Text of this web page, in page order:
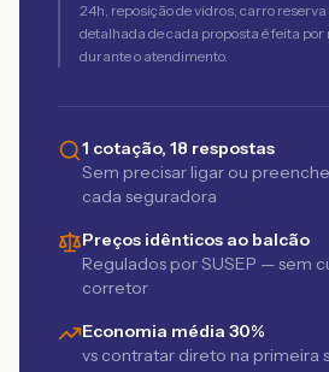
24h, reposição de vidros, carro
detalhada de cada proposta é feita por
durante o atendimento.
1 cotação, 18 respostas
Sem precisar ligar ou
cada seguradora
Preços idênticos ao balcão
Regulados por SUSEP — sem
corretor
Economia média 30%
vs contratar direto na primeira